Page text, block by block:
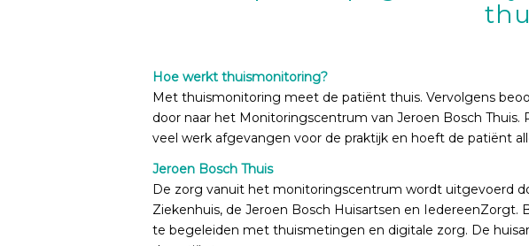
Hoe werkt thuismonitoring?
Met thuismonitoring meet de patiënt thuis. Vervolgens
door naar het Monitoringscentrum van Jeroen Bosch
veel werk afgevangen voor de praktijk en hoeft de patiënt
Jeroen Bosch Thuis
De zorg vanuit het monitoringscentrum wordt uitgevoerd
Ziekenhuis, de Jeroen Bosch Huisartsen en
te begeleiden met thuismetingen en digitale zorg. De